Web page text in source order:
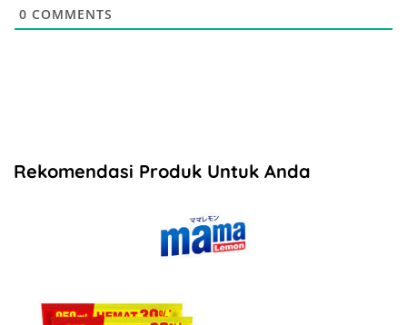
0 COMMENTS
Rekomendasi Produk Untuk Anda